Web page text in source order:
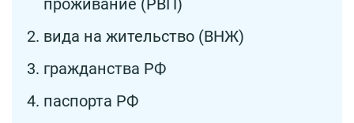
проживание (РВП)
вида на жительство (ВНЖ)
гражданства РФ
паспорта РФ